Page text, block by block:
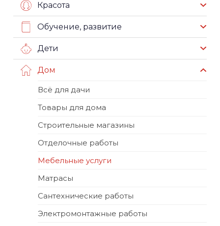
Красота
Обучение, развитие
Дети
Дом
Всё для дачи
Товары для дома
Строительные магазины
Отделочные работы
Мебельные услуги
Матрасы
Сантехнические работы
Электромонтажные работы